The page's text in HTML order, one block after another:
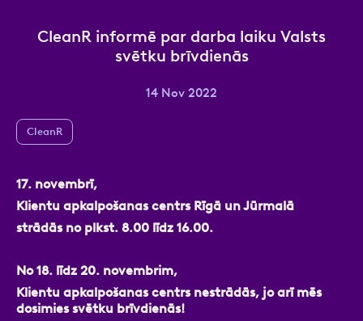
CleanR informē par darba laiku Valsts
svētku brīvdienās
14 Nov 2022
CleanR
17. novembrī,
Klientu apkalpošanas centrs Rīgā un Jūrmalā
strādās no plkst. 8.00 līdz 16.00.
No 18. līdz 20. novembrim,
Klientu apkalpošanas centrs nestrādās, jo arī mēs
dosimies svētku brīvdienās!
Atzīmējiet, ka piekrītat personas datu